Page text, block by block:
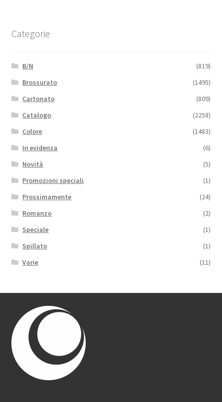
Categorie
B/N
(819)
Brossurato
(1495)
Cartonato
(809)
Catalogo
(2258)
Colore
(1483)
In evidenza
(6)
Novità
(5)
Promozioni speciali
(1)
Prossimamente
(24)
Romanzo
(2)
Speciale
(1)
Spillato
(1)
Varie
(11)